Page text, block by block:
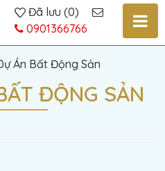
Đã lưu (0)
0901366766
Án Bất Động Sản
ĐỘNG SẢN